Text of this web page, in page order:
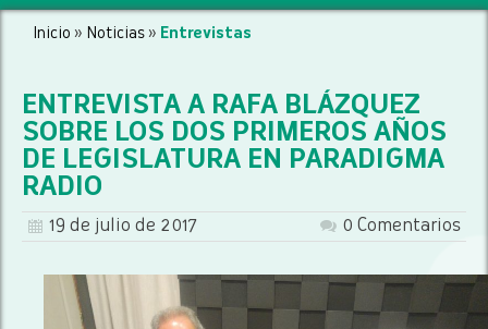
Inicio » Noticias » Entrevistas
ENTREVISTA A RAFA BLÁZQUEZ
SOBRE LOS DOS PRIMEROS AÑOS
DE LEGISLATURA EN PARADIGMA
RADIO
19 de julio de 2017 0 Comentarios